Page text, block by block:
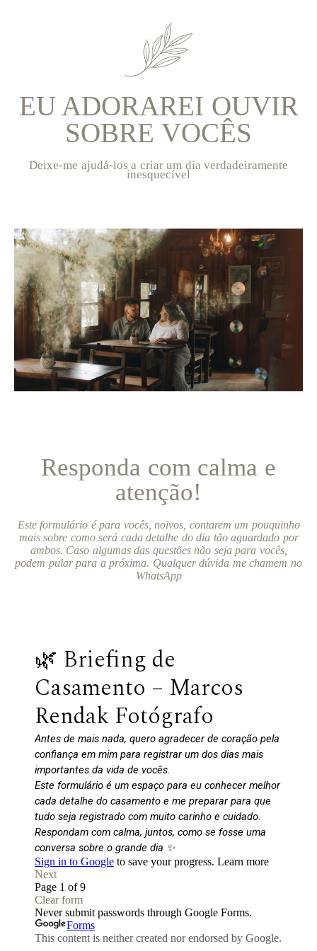
EU ADORAREI OUVIR
SOBRE VOCÊS
Deixe-me ajudá-los a criar um dia verdadeiramente
inesquecível
Responda com calma e
atenção!
Este formulário é para vocês, noivos, contarem um pouquinho
mais sobre como será cada detalhe do dia tão aguardado por
ambos. Caso algumas das questões não seja para vocês,
podem pular para a próxima. Qualquer dúvida me chamem no
WhatsApp